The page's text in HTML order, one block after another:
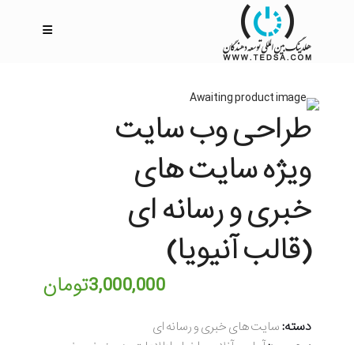
طراحی وب سایت
ویژه سایت های
خبری و رسانه ای
(قالب آنیویا)
3,000,000تومان
دسته:سایت های خبری و رسانه ای